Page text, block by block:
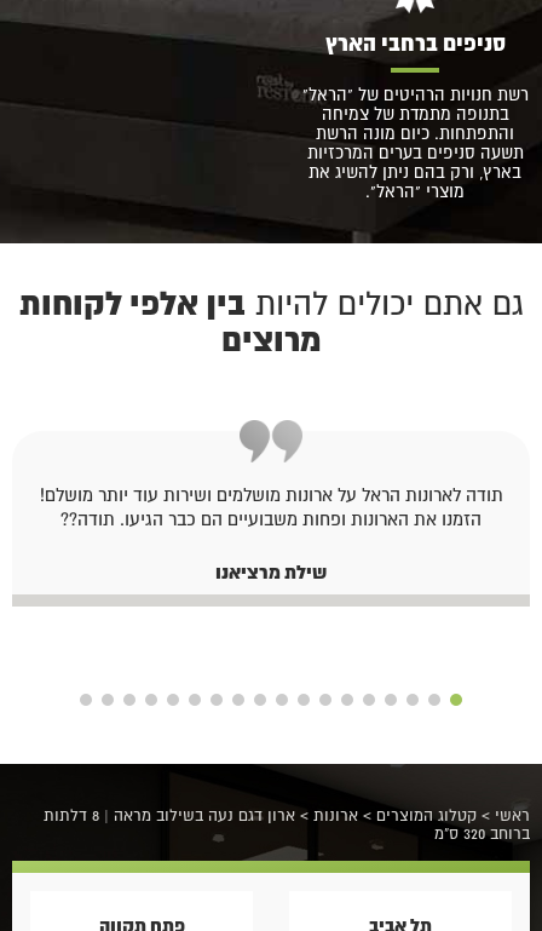
סניפים ברחבי הארץ
רשת חנויות הרהיטים של "הראל"
בתנופה מתמדת של צמיחה
והתפתחות. כיום מונה הרשת
תשעה סניפים בערים המרכזיות
בארץ, ורק בהם ניתן להשיג את
מוצרי "הראל".
גם אתם יכולים להיות בין אלפי לקוחות
מרוצים
תודה לארונות הראל על ארונות מושלמים ושירות עוד יותר מושלם!
הזמנו את הארונות ופחות משבועיים הם כבר הגיעו. תודה??
שילת מרציאנו
ראשי > קטלוג המוצרים > ארונות >
ארון דגם נעה בשילוב מראה | 8 דלתות
ברוחב 320 ס"מ
תל אביב פתח תקווה